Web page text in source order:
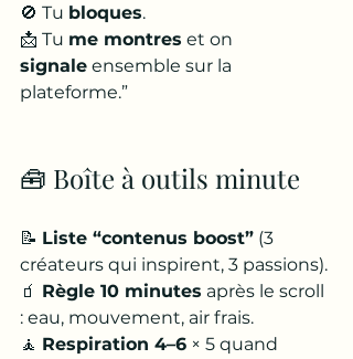
🚫 Tu bloques.
📩 Tu me montres et on
signale ensemble sur la
plateforme.”
🧰 Boîte à outils minute
📝 Liste “contenus boost” (3
créateurs qui inspirent, 3 passions).
🧃 Règle 10 minutes après le scroll
: eau, mouvement, air frais.
🧘 Respiration 4–6 × 5 quand